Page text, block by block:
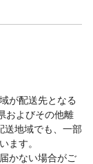
が配送先となる
およびその他離
送地域でも、一部
ます。
かない場合がご